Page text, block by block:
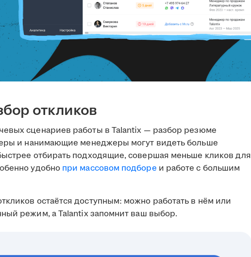
откликов
сценариев работы в Talantix — разбор резюме
и нанимающие менеджеры могут видеть больше
отбирать подходящие, совершая меньше кликов для
удобно при массовом подборе и работе с большим
остаётся доступным: можно работать в нём или
режим, а Talantix запомнит ваш выбор.